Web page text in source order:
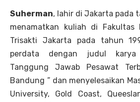
Suherman, lahir di Jakarta pada
menamatkan kuliah di Fakultas
Trisakti Jakarta pada tahun
perdata dengan judul karya
Tanggung Jawab Pesawat
Bandung ” dan menyelesaikan
University, Gold Coast,